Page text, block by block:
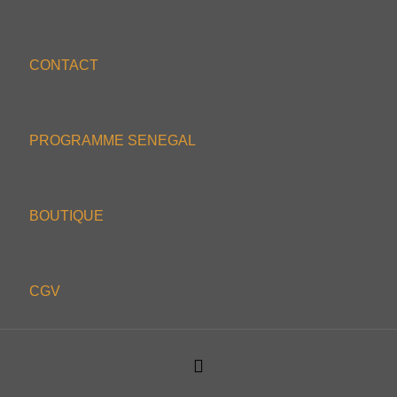
CONTACT
PROGRAMME SENEGAL
BOUTIQUE
CGV